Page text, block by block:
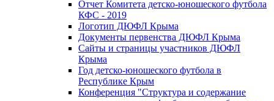
Отчет Комитета детско-юношеского футбола
КФС - 2019
Логотип ДЮФЛ Крыма
Документы первенства ДЮФЛ Крыма
Сайты и страницы участников ДЮФЛ
Крыма
Год детско-юношеского футбола в
Республике Крым
Конференция "Структура и содержание